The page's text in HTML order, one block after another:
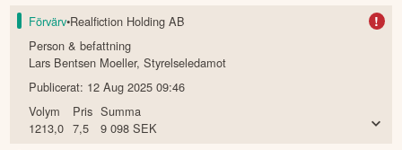
Förvärv•Realfiction Holding AB !
Person & befattning
Lars Bentsen Moeller,Styrelseledamot
Publicerat: 12 Aug 2025 09:46
Volym
1213,0
Pris
7,5
Summa
9 098 SEK